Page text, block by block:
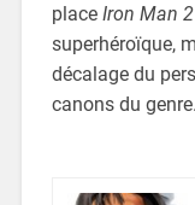
place Iron Man 2
superhéroïque,
décalage du
canons du genre.